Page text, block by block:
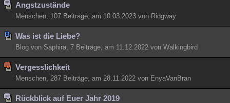
Angstzustände
Menschen, 107 Beiträge, am 10.03.2023 von Ridgway
Was ist die Liebe?
Blog von Saphira, 7 Beiträge, am 11.12.2022 von Walkingbird
Vergesslichkeit
Menschen, 287 Beiträge, am 28.11.2022 von EnyaVanBran
Rückblick auf Euer Jahr 2019